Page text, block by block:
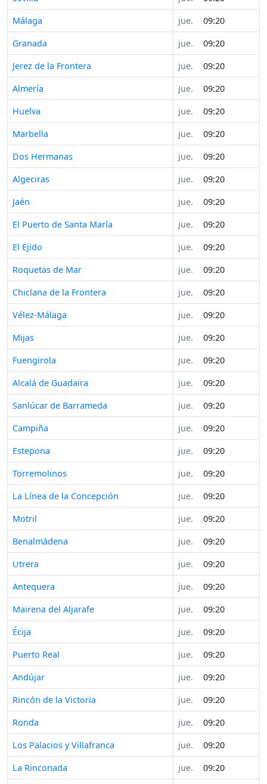
Málaga
jue.
09:20
Granada
jue.
09:20
Jerez de la Frontera
jue.
09:20
Almería
jue.
09:20
Huelva
jue.
09:20
Marbella
jue.
09:20
Dos Hermanas
jue.
09:20
Algeciras
jue.
09:20
Jaén
jue.
09:20
El Puerto de Santa María
jue.
09:20
El Ejido
jue.
09:20
Roquetas de Mar
jue.
09:20
Chiclana de la Frontera
jue.
09:20
Vélez-Málaga
jue.
09:20
Mijas
jue.
09:20
Fuengirola
jue.
09:20
Alcalá de Guadaira
jue.
09:20
Sanlúcar de Barrameda
jue.
09:20
Campiña
jue.
09:20
Estepona
jue.
09:20
Torremolinos
jue.
09:20
La Línea de la Concepción
jue.
09:20
Motril
jue.
09:20
Benalmádena
jue.
09:20
Utrera
jue.
09:20
Antequera
jue.
09:20
Mairena del Aljarafe
jue.
09:20
Écija
jue.
09:20
Puerto Real
jue.
09:20
Andújar
jue.
09:20
Rincón de la Victoria
jue.
09:20
Ronda
jue.
09:20
Los Palacios y Villafranca
jue.
09:20
La Rinconada
jue.
09:20